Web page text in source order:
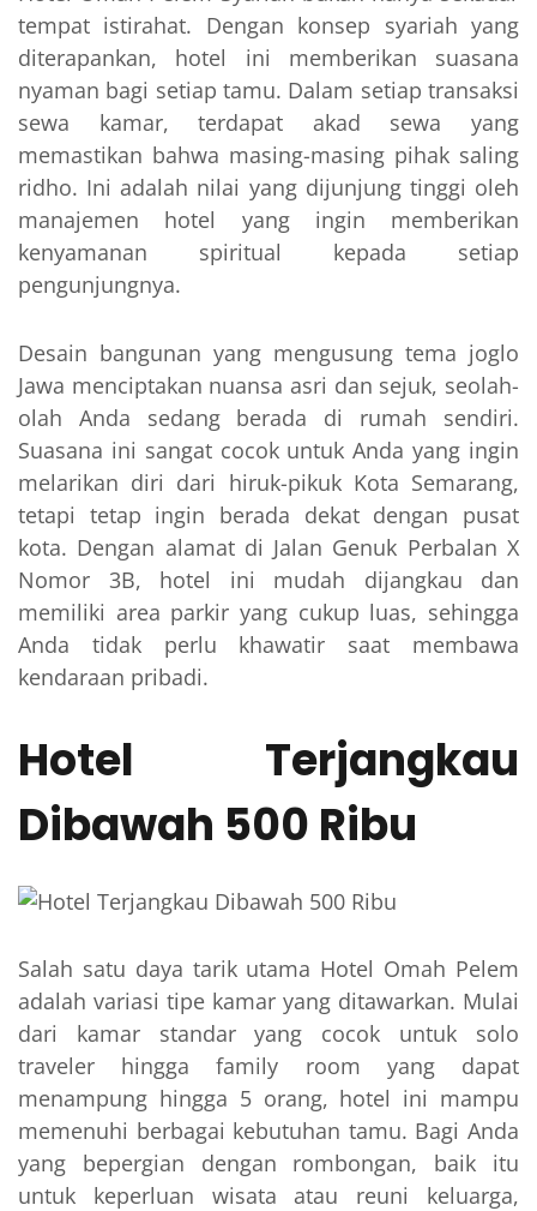
tempat istirahat. Dengan konsep syariah yang
diterapankan, hotel ini memberikan suasana
nyaman bagi setiap tamu. Dalam setiap transaksi
sewa kamar, terdapat akad sewa yang
memastikan bahwa masing-masing pihak saling
ridho. Ini adalah nilai yang dijunjung tinggi oleh
manajemen hotel yang ingin memberikan
kenyamanan spiritual kepada setiap
pengunjungnya.
Desain bangunan yang mengusung tema joglo
Jawa menciptakan nuansa asri dan sejuk, seolah-
olah Anda sedang berada di rumah sendiri.
Suasana ini sangat cocok untuk Anda yang ingin
melarikan diri dari hiruk-pikuk Kota Semarang,
tetapi tetap ingin berada dekat dengan pusat
kota. Dengan alamat di Jalan Genuk Perbalan X
Nomor 3B, hotel ini mudah dijangkau dan
memiliki area parkir yang cukup luas, sehingga
Anda tidak perlu khawatir saat membawa
kendaraan pribadi.
Hotel Terjangkau
Dibawah 500 Ribu
Salah satu daya tarik utama Hotel Omah Pelem
adalah variasi tipe kamar yang ditawarkan. Mulai
dari kamar standar yang cocok untuk solo
traveler hingga family room yang dapat
menampung hingga 5 orang, hotel ini mampu
memenuhi berbagai kebutuhan tamu. Bagi Anda
yang bepergian dengan rombongan, baik itu
untuk keperluan wisata atau reuni keluarga,